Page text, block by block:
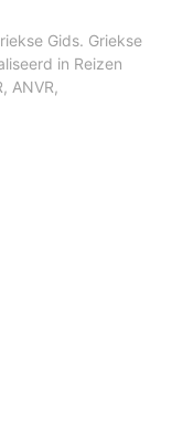
Gids. Griekse
in Reizen
ANVR,